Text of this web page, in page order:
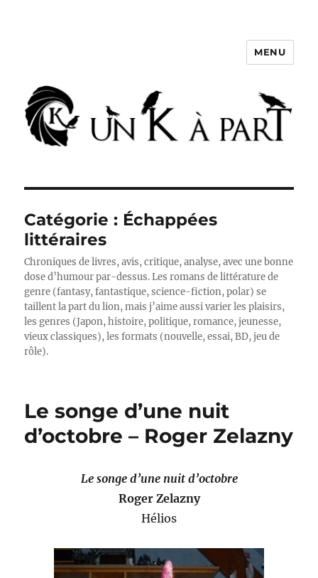
MENU
Catégorie : Échappées
littéraires
Chroniques de livres, avis, critique, analyse, avec une bonne
dose d’humour par-dessus. Les romans de littérature de
genre (fantasy, fantastique, science-fiction, polar) se
taillent la part du lion, mais j’aime aussi varier les plaisirs,
les genres (Japon, histoire, politique, romance, jeunesse,
vieux classiques), les formats (nouvelle, essai, BD, jeu de
rôle).
Le songe d’une nuit
d’octobre – Roger Zelazny
Le songe d’une nuit d’octobre
Roger Zelazny
Hélios